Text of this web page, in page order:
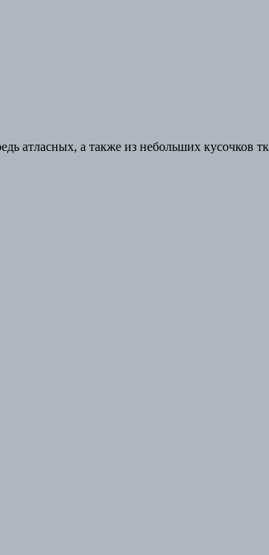
атласных, а также из небольших кусочков